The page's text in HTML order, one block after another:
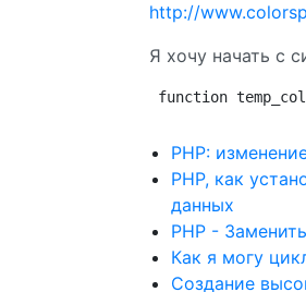
http://
Я хочу начать с
function
PHP:
PHP, как
данных
PHP -
Как я могу
Создание